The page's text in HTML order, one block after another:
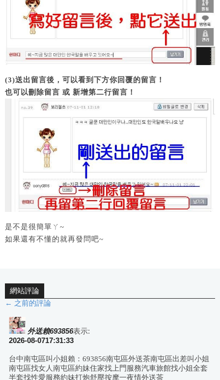
(3)送出留言後，可以看到下方你回覆的留言！
也可以刪除留言 或 新增第二行留言！
是不是很簡單ㄚ~
如果還有不懂的就再發問吧~
網站評論
評
論
導
← 之前的評論
外送賴693856表示:
2026-08-0717:31:33
台中南屯區叫小姐賴：693856南屯區外送茶南屯區出差叫小姐
南屯區找女人南屯區約妹住家找上門服務汽車旅館找小姐全套
半套找性愛服務約妹打炮舒壓按摩一夜情外送茶